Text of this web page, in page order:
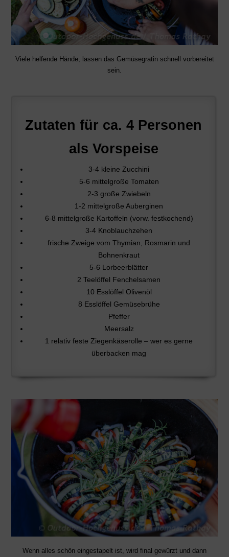
Viele helfende Hände, lassen das Gemüsegratin schnell vorbereitet
sein.
Zutaten für ca. 4 Personen
als Vorspeise
3-4 kleine Zucchini
5-6 mittelgroße Tomaten
2-3 große Zwiebeln
1-2 mittelgroße Auberginen
6-8 mittelgroße Kartoffeln (vorw. festkochend)
3-4 Knoblauchzehen
frische Zweige vom Thymian, Rosmarin und
Bohnenkraut
5-6 Lorbeerblätter
2 Teelöffel Fenchelsamen
10 Esslöffel Olivenöl
8 Esslöffel Gemüsebrühe
Pfeffer
Meersalz
1 relativ feste Ziegenkäserolle – wer es gerne
überbacken mag
Wenn alles schön eingestapelt ist, wird final gewürzt und dann